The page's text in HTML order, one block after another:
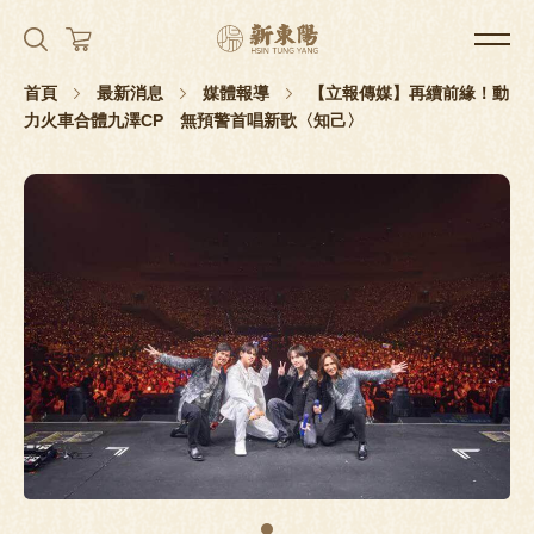
首頁 最新消息 媒體報導
【立報傳媒】再續前緣！動
力火車合體九澤CP 無預警首唱新歌〈知己〉